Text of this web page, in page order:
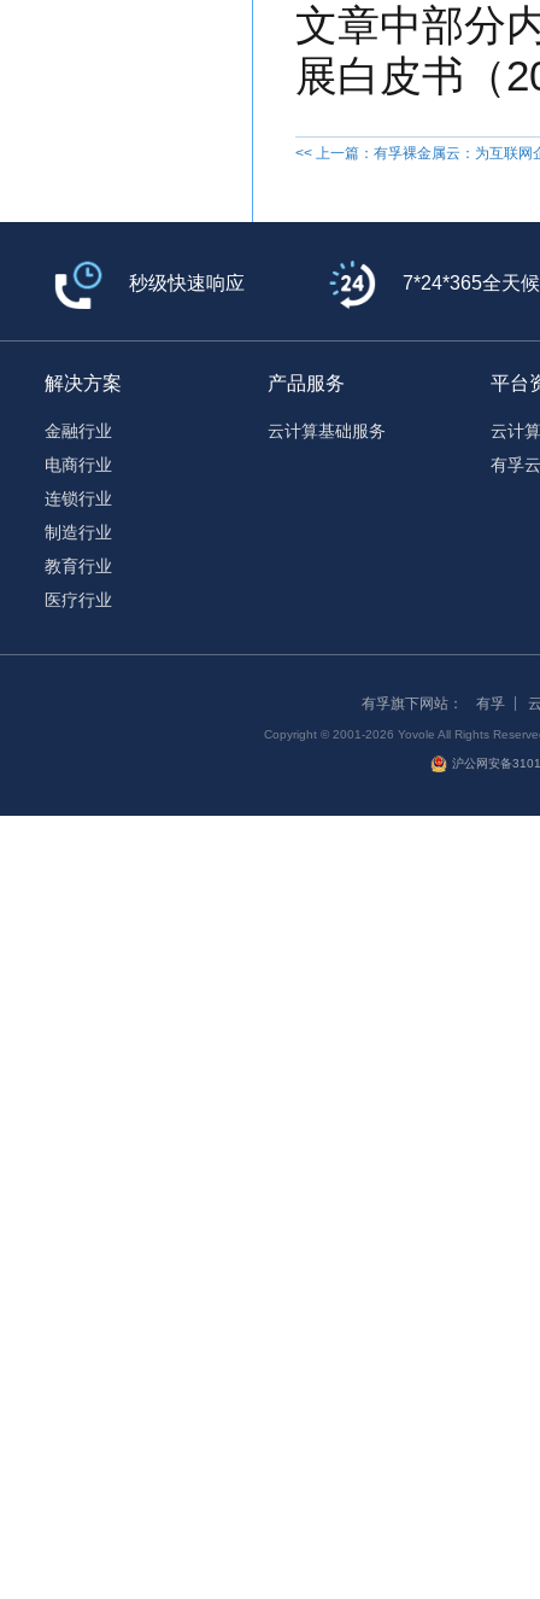
文章中部分
展白皮书（
<< 上一篇：有孚裸金属云：为互联网
秒级快速响应 7*24*365全天
解决方案
金融行业
电商行业
连锁行业
制造行业
教育行业
医疗行业
产品服务
云计算基础服务
平台
云计
有孚云
有孚旗下网站： 有孚
Copyright © 2001-2026 Yovole All Rights
沪公网安备